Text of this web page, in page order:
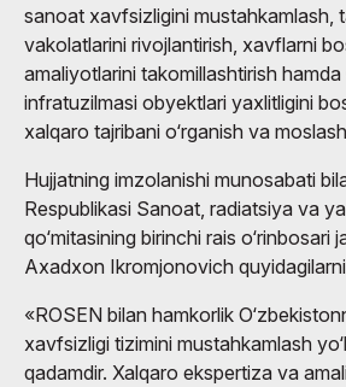
sanoat xavfsizligini mustahkamlash,
vakolatlarini rivojlantirish, xavflarni
amaliyotlarini takomillashtirish
infratuzilmasi obyektlari yaxlitligini
xalqaro tajribani o‘rganish va
Hujjatning imzolanishi munosabati
Respublikasi Sanoat, radiatsiya va
qo‘mitasining birinchi rais
Axadxon Ikromjonovich quyidagilarni
«ROSEN bilan hamkorlik
xavfsizligi tizimini mustahkamlash
qadamdir. Xalqaro ekspertiza va